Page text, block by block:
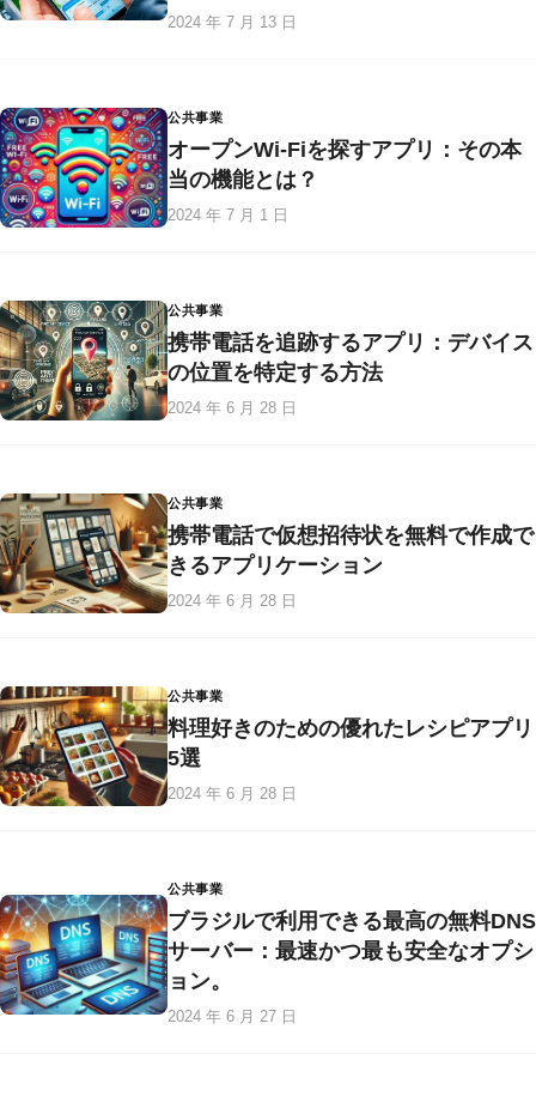
2024 年 7 月 13 日
公共事業
オープンWi-Fiを探すアプリ：その本
当の機能とは？
2024 年 7 月 1 日
公共事業
携帯電話を追跡するアプリ：デバイス
の位置を特定する方法
2024 年 6 月 28 日
公共事業
携帯電話で仮想招待状を無料で作成で
きるアプリケーション
2024 年 6 月 28 日
公共事業
料理好きのための優れたレシピアプリ
5選
2024 年 6 月 28 日
公共事業
ブラジルで利用できる最高の無料DNS
サーバー：最速かつ最も安全なオプシ
ョン。
2024 年 6 月 27 日